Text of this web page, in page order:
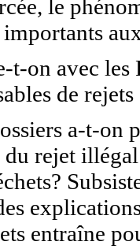
le
importants
t-on avec
de
a-t-on
du rejet
entraîne